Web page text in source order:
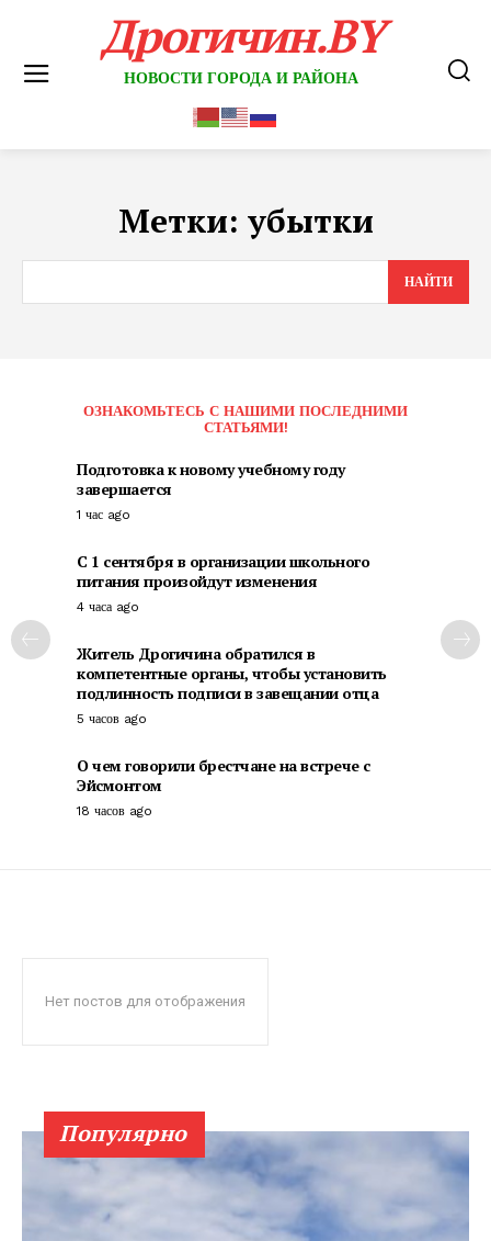
Дрогичин.BY
НОВОСТИ ГОРОДА И РАЙОНА
Метки: убытки
НАЙТИ
ОЗНАКОМЬТЕСЬ С НАШИМИ ПОСЛЕДНИМИ
СТАТЬЯМИ!
Подготовка к новому учебному году
завершается
1 час ago
С 1 сентября в организации школьного
питания произойдут изменения
4 часа ago
Житель Дрогичина обратился в
компетентные органы, чтобы установить
подлинность подписи в завещании отца
5 часов ago
О чем говорили брестчане на встрече с
Эйсмонтом
18 часов ago
Нет постов для отображения
Популярно